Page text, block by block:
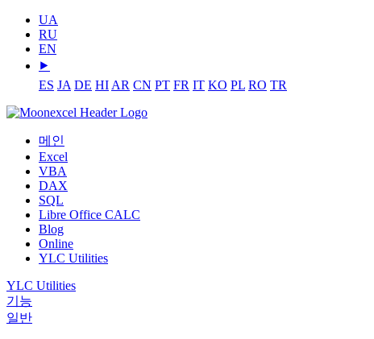
UA
RU
EN
⯈
ES JA DE HI AR CN PT FR IT KO PL RO TR
메인
Excel
VBA
DAX
SQL
Libre Office CALC
Blog
Online
YLC Utilities
YLC Utilities
기능
일반